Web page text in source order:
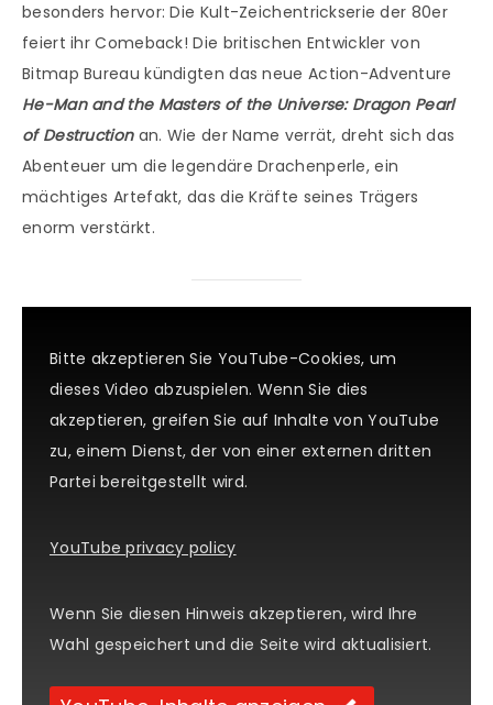
besonders hervor: Die Kult-Zeichentrickserie der 80er
feiert ihr Comeback! Die britischen Entwickler von
Bitmap Bureau kündigten das neue Action-Adventure
He-Man and the Masters of the Universe: Dragon Pearl
of Destructionan. Wie der Name verrät, dreht sich das
Abenteuer um die legendäre Drachenperle, ein
mächtiges Artefakt, das die Kräfte seines Trägers
enorm verstärkt.
Bitte akzeptieren Sie YouTube-Cookies, um
dieses Video abzuspielen. Wenn Sie dies
akzeptieren, greifen Sie auf Inhalte von YouTube
zu, einem Dienst, der von einer externen dritten
Partei bereitgestellt wird.
YouTube privacy policy
Wenn Sie diesen Hinweis akzeptieren, wird Ihre
Wahl gespeichert und die Seite wird aktualisiert.